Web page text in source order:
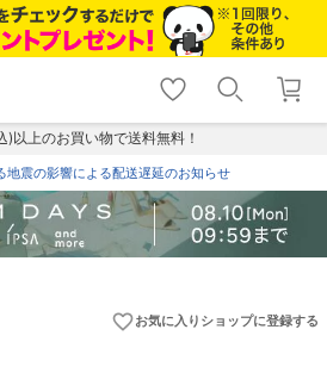
shopping_cart lock_outline
ログイン
)以上のお買い物で送料無料！
地震の影響による配送遅延のお知らせ
favorite_borderお気に入りショップに登録する